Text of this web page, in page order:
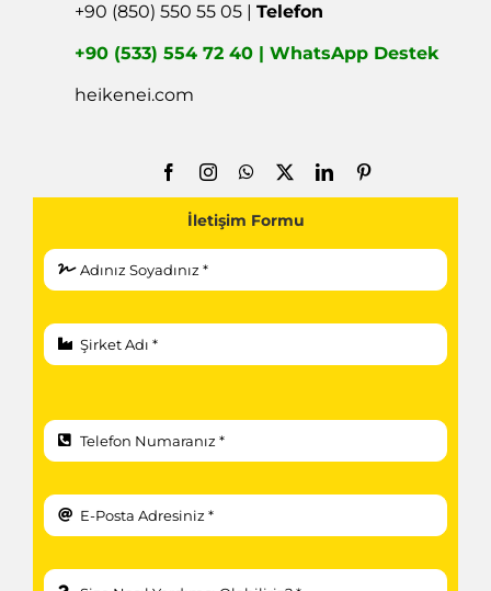
+90 (850) 550 55 05 |Telefon
+90 (533) 554 72 40 | WhatsApp Destek
heikenei.com
İletişim Formu